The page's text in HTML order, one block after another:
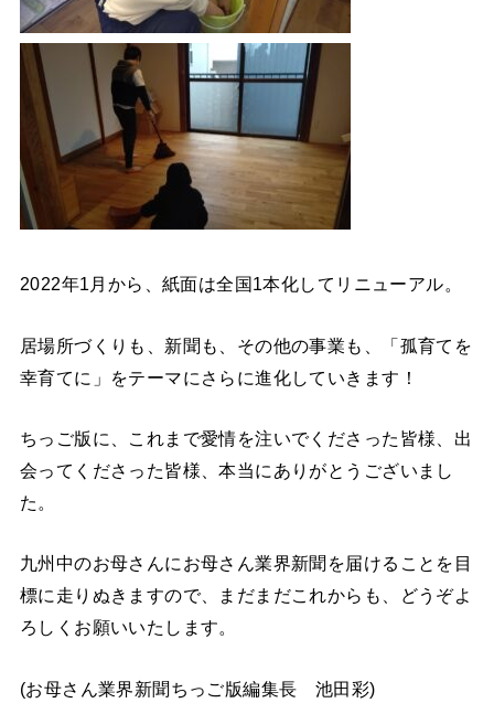
2022年1月から、紙面は全国1本化してリニューアル。
居場所づくりも、新聞も、その他の事業も、「孤育てを
幸育てに」をテーマにさらに進化していきます！
ちっご版に、これまで愛情を注いでくださった皆様、出
会ってくださった皆様、本当にありがとうございまし
た。
九州中のお母さんにお母さん業界新聞を届けることを目
標に走りぬきますので、まだまだこれからも、どうぞよ
ろしくお願いいたします。
(お母さん業界新聞ちっご版編集長 池田彩)